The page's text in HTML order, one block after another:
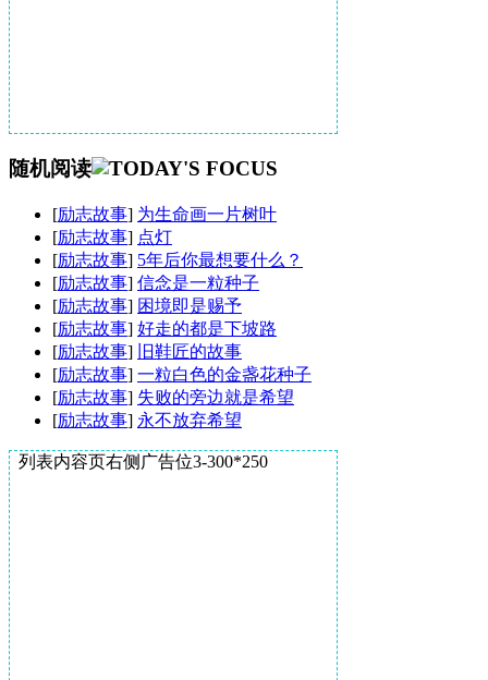
随机阅读
[励志故事] 为生命画一片树叶
[励志故事] 点灯
[励志故事] 5年后你最想要什么？
[励志故事] 信念是一粒种子
[励志故事] 困境即是赐予
[励志故事] 好走的都是下坡路
[励志故事]
旧鞋匠的故事
[励志故事] 一粒白色的金盏花种子
[励志故事] 失败的旁边就是希望
[励志故事] 永不放弃希望
列表内容页右侧广告位3-300*250